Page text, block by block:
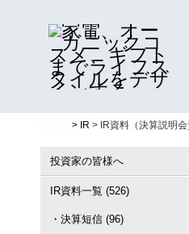
> IR > IR資料（決算説明会
投資家の皆様へ
IR資料一覧 (526)
・決算短信 (96)